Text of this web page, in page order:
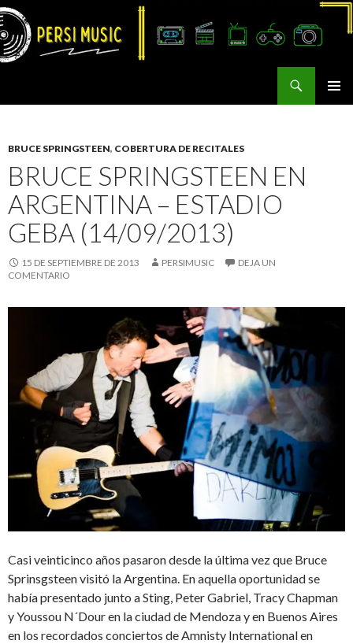
BRUCE SPRINGSTEEN, COBERTURA DE RECITALES
BRUCE SPRINGSTEEN EN
ARGENTINA – ESTADIO
GEBA (14/09/2013)
15 DE SEPTIEMBRE DE 2013 PERSIMUSIC
DEJA UN
COMENTARIO
Casi veinticinco años pasaron desde la última vez que Bruce
Sprinsgsteen visitó la Argentina. En aquella oportunidad se
había presentado junto a Sting, Peter Gabriel, Tracy Chapman
y Youssou N´Dour en la ciudad de Mendoza y en Buenos Aires
en los recordados conciertos de Amnisty International en